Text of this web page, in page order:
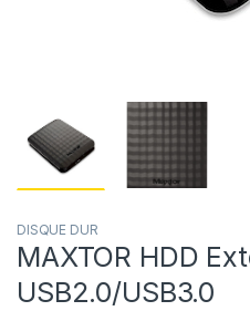
DISQUE DUR
MAXTOR HDD
USB2.0/USB3.0